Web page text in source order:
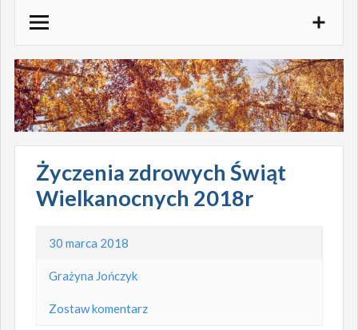
treści
Życzenia zdrowych Świąt
Wielkanocnych 2018r
30 marca 2018
Grażyna Jończyk
Zostaw komentarz